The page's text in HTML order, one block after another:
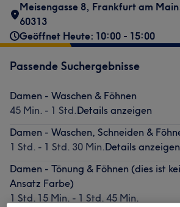
Meisengasse 8, Frankfurt am
60313
Geöffnet Heute: 10:00 - 15:00
Passende Suchergebnisse
Damen - Waschen & Föhnen
45 Min. - 1 Std.Details anzeigen
Damen - Waschen, Schneiden &
1 Std. - 1 Std. 30 Min.Details anzeigen
Damen - Tönung & Föhnen (dies ist
Ansatz Farbe)
1 Std. 15 Min. - 1 Std. 45 Min.